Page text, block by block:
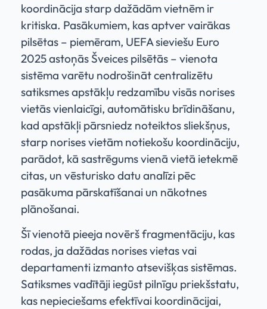
koordinācija starp dažādām vietnēm ir
kritiska. Pasākumiem, kas aptver vairākas
pilsētas – piemēram, UEFA sieviešu Euro
2025 astoņās Šveices pilsētās – vienota
sistēma varētu nodrošināt centralizētu
satiksmes apstākļu redzamību visās norises
vietās vienlaicīgi, automātisku brīdināšanu,
kad apstākļi pārsniedz noteiktos sliekšņus,
starp norises vietām notiekošu koordināciju,
parādot, kā sastrēgums vienā vietā ietekmē
citas, un vēsturisko datu analīzi pēc
pasākuma pārskatīšanai un nākotnes
plānošanai.
Šī vienotā pieeja novērš fragmentāciju, kas
rodas, ja dažādas norises vietas vai
departamenti izmanto atsevišķas sistēmas.
Satiksmes vadītāji iegūst pilnīgu priekšstatu,
kas nepieciešams efektīvai koordinācijai,